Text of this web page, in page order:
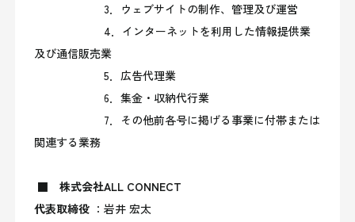
3． ウェブサイトの制作、管理及び運営
4．インターネットを利用した情報提供業
及び通信販売業
5．広告代理業
6．集金・収納代行業
7． その他前各号に掲げる事業に付帯または
関連する業務
■株式会社ALL CONNECT
代表取締役 ：岩井 宏太